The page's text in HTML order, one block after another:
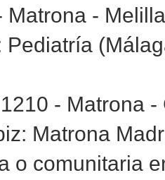
Matrona - Melilla
Pediatría
- Matrona -
Matrona
o comunitaria